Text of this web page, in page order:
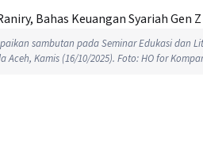
sambutan pada Seminar Edukasi dan
Aceh, Kamis (16/10/2025). Foto: HO for